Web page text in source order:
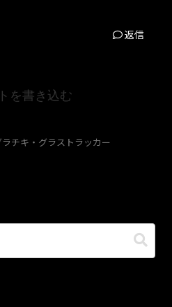
返信
を書き込む
ラチキ・グラストラッカー